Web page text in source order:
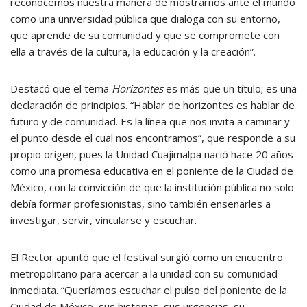
como una universidad pública que dialoga con su entorno,
que aprende de su comunidad y que se compromete con
ella a través de la cultura, la educación y la creación”.
Destacó que el tema Horizonteses más que un título; es una
declaración de principios. “Hablar de horizontes es hablar de
futuro y de comunidad. Es la línea que nos invita a caminar y
el punto desde el cual nos encontramos”, que responde a su
propio origen, pues la Unidad Cuajimalpa nació hace 20 años
como una promesa educativa en el poniente de la Ciudad de
México, con la convicción de que la institución pública no solo
debía formar profesionistas, sino también enseñarles a
investigar, servir, vincularse y escuchar.
El Rector apuntó que el festival surgió como un encuentro
metropolitano para acercar a la unidad con su comunidad
inmediata. “Queríamos escuchar el pulso del poniente de la